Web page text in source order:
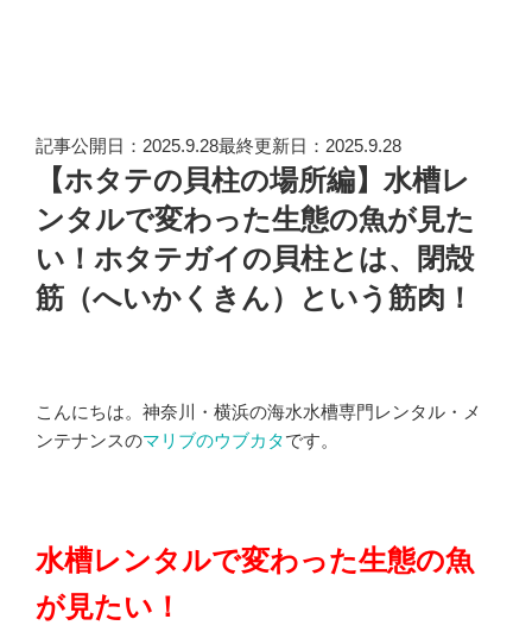
記事公開日：2025.9.28最終更新日：2025.9.28
【ホタテの貝柱の場所編】水槽レ
ンタルで変わった生態の魚が見た
い！ホタテガイの貝柱とは、閉殻
筋（へいかくきん）という筋肉！
こんにちは。神奈川・横浜の海水水槽専門レンタル・メ
ンテナンスのマリブのウブカタです。
水槽レンタルで変わった生態の魚
が見たい！